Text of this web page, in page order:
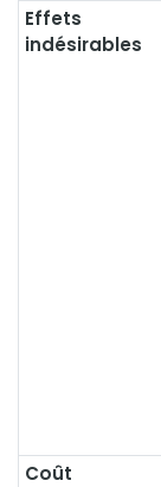
Effets
indésirables
Coût